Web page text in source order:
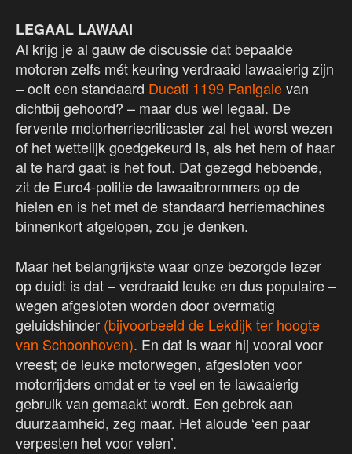
LEGAAL LAWAAI
Al krijg je al gauw de discussie dat bepaalde
motoren zelfs mét keuring verdraaid lawaaierig zijn
– ooit een standaard Ducati 1199 Panigalevan
dichtbij gehoord? – maar dus wel legaal. De
fervente motorherriecriticaster zal het worst wezen
of het wettelijk goedgekeurd is, als het hem of haar
al te hard gaat is het fout. Dat gezegd hebbende,
zit de Euro4-politie de lawaaibrommers op de
hielen en is het met de standaard herriemachines
binnenkort afgelopen, zou je denken.
Maar het belangrijkste waar onze bezorgde lezer
op duidt is dat – verdraaid leuke en dus populaire –
wegen afgesloten worden door overmatig
geluidshinder (bijvoorbeeld de Lekdijk ter hoogte
van Schoonhoven). En dat is waar hij vooral voor
vreest; de leuke motorwegen, afgesloten voor
motorrijders omdat er te veel en te lawaaierig
gebruik van gemaakt wordt. Een gebrek aan
duurzaamheid, zeg maar. Het aloude ‘een paar
verpesten het voor velen’.